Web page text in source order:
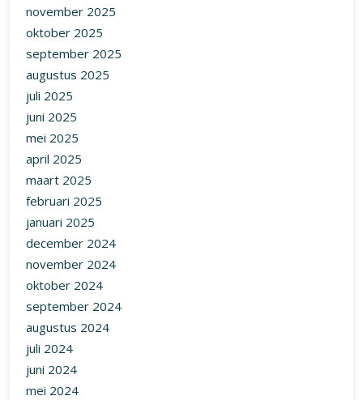
november 2025
oktober 2025
september 2025
augustus 2025
juli 2025
juni 2025
mei 2025
april 2025
maart 2025
februari 2025
januari 2025
december 2024
november 2024
oktober 2024
september 2024
augustus 2024
juli 2024
juni 2024
mei 2024